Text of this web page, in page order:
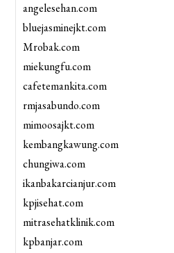
angelesehan.com
bluejasminejkt.com
Mrobak.com
miekungfu.com
cafetemankita.com
rmjasabundo.com
mimoosajkt.com
kembangkawung.com
chungiwa.com
ikanbakarcianjur.com
kpjisehat.com
mitrasehatklinik.com
kpbanjar.com